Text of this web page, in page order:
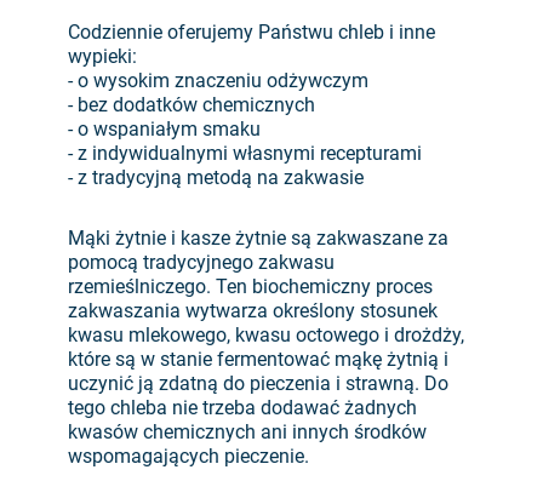
Codziennie oferujemy Państwu chleb i inne
wypieki:
- o wysokim znaczeniu odżywczym
- bez dodatków chemicznych
- o wspaniałym smaku
- z indywidualnymi własnymi recepturami
- z tradycyjną metodą na zakwasie
Mąki żytnie i kasze żytnie są zakwaszane za
pomocą tradycyjnego zakwasu
rzemieślniczego. Ten biochemiczny proces
zakwaszania wytwarza określony stosunek
kwasu mlekowego, kwasu octowego i drożdży,
które są w stanie fermentować mąkę żytnią i
uczynić ją zdatną do pieczenia i strawną. Do
tego chleba nie trzeba dodawać żadnych
kwasów chemicznych ani innych środków
wspomagających pieczenie.